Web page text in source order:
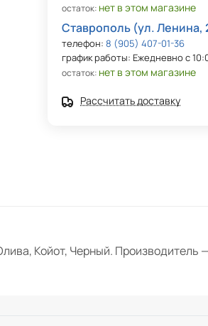
остаток: нет в этом магазине
Ставрополь (ул. Ленина,
телефон:8 (905) 407-01-36
график работы: Ежедневно с
остаток: нет в этом магазине
Рассчитать доставку
Койот, Черный. Производитель